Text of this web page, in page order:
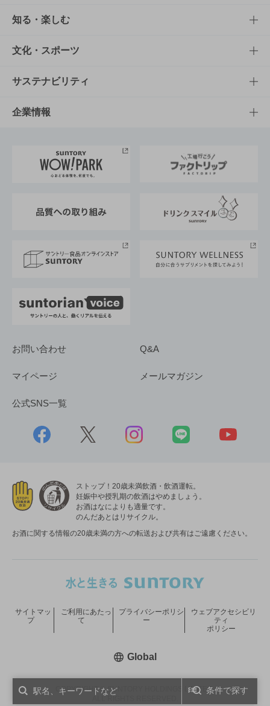
条件で探す
商品TOP
商品一覧
商品発売情報
栄養成分一覧
知る・楽しむ
知る・楽しむTOP
キャンペーン
工場見学
地域情報
文化・スポーツ
文化・スポーツTOP
サントリーホール
サントリーサンバーズ大阪
サステナビリティ
サステナビリティTOP
サントリーが考えるサステナビリティ経営
企業情報
企業概要
採用情報
お問い合わせ Q&A
マイページ メールマガジン
公式SNS一覧
ストップ！20歳未満飲酒・飲酒運転。
妊娠中や授乳期の飲酒はやめましょう。
お酒はなによりも適量です。
のんだあとはリサイクル。
お酒に関する情報の20歳未満の方への転送および共有はご遠慮ください。
COPYRIGHT © SUNTORY HOLDINGS LIMITED.
サイトマッ
プ
ご利用にあたっ
て
プライバシーポリシ
ー
ウェブアクセシビリ
ティ
ポリシー
Global新しいウィンドウで開く